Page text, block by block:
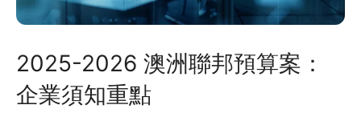
2025-2026 澳洲聯邦預算案：
企業須知重點